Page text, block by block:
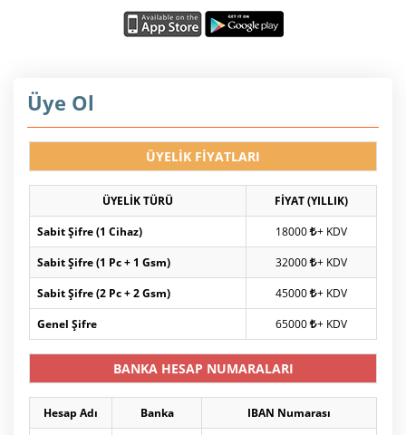
Üye Ol
ÜYELİK FİYATLARI
ÜYELİK TÜRÜ
FİYAT (YILLIK)
Sabit Şifre (1 Cihaz)
18000 + KDV
Sabit Şifre (1 Pc + 1 Gsm)
32000 + KDV
Sabit Şifre (2 Pc + 2 Gsm)
45000 + KDV
Genel Şifre
65000 + KDV
BANKA HESAP NUMARALARI
Hesap Adı Banka
IBAN Numarası